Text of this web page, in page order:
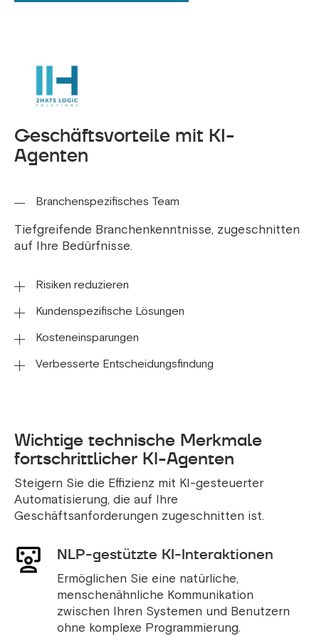
Geschäftsvorteile mit KI-
Agenten
Branchenspezifisches Team
Tiefgreifende Branchenkenntnisse, zugeschnitten
auf Ihre Bedürfnisse.
Risiken reduzieren
Verhindern Sie Identitätsdiebstahl proaktiv mit KI-
Kundenspezifische Lösungen
Maßgeschneiderte Lösungen, die auf Ihre
individuellen Anforderungen zugeschnitten sind.
Kosteneinsparungen
Reduzieren Sie den manuellen Arbeitsaufwand und
Verbesserte Entscheidungsfindung
Wichtige technische Merkmale
fortschrittlicher KI-Agenten
Steigern Sie die Effizienz mit KI-gesteuerter
Automatisierung, die auf Ihre
Geschäftsanforderungen zugeschnitten ist.
NLP-gestützte KI-Interaktionen
Ermöglichen Sie eine natürliche,
menschenähnliche Kommunikation
zwischen Ihren Systemen und Benutzern
ohne komplexe Programmierung.